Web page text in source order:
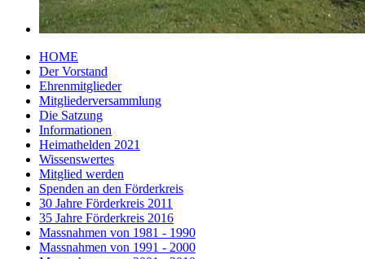
HOME
Der Vorstand
Ehrenmitglieder
Mitgliederversammlung
Die Satzung
Informationen
Heimathelden 2021
Wissenswertes
Mitglied werden
Spenden an den Förderkreis
30 Jahre Förderkreis 2011
35 Jahre Förderkreis 2016
Massnahmen von 1981 - 1990
Massnahmen von 1991 - 2000